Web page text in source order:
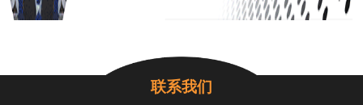
联系我们